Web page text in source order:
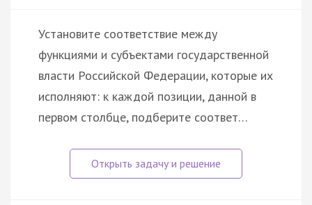
Установите соответствие между
функциями и субъектами государственной
власти Российской Федерации, которые их
исполняют: к каждой позиции, данной в
первом столбце, подберите соответ…